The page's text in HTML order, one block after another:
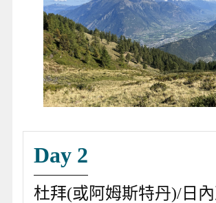
Day 2
杜拜(或阿姆斯特丹)/日